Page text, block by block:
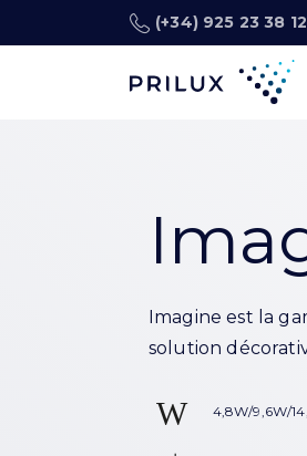
(+34) 925 23 38 12
Imagine est la
solution
4,8W/9,6W/